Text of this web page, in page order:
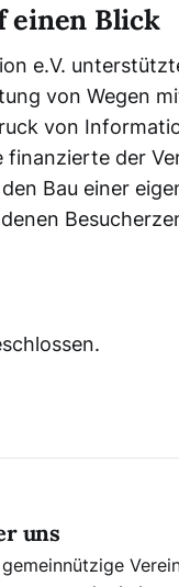
einen Blick
e.V.
von Wegen
von
finanzierte der
Bau einer
uns